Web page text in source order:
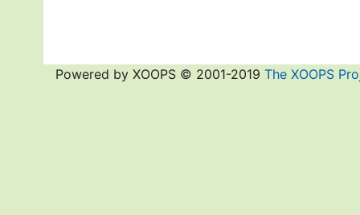
Powered by XOOPS © 2001-2019 The XOOPS